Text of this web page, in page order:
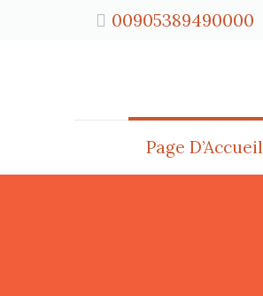
00905389490000
Page D’Accueil